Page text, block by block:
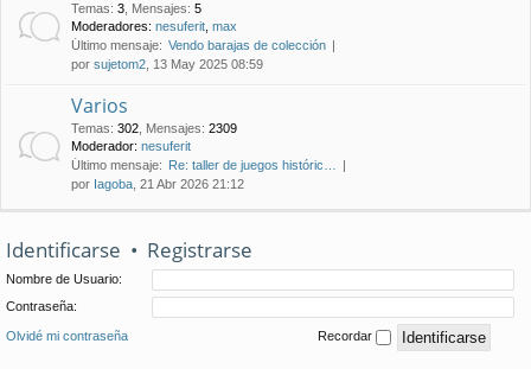
Temas: 3 Mensajes: 5
Moderadores: nesuferit max
Último mensaje: Vendo barajas de colección
por sujetom2 , 13 May 2025 08:59
Varios
Temas: 302 Mensajes: 2309
Moderador: nesuferit
Último mensaje: Re: taller de juegos históric…
por Iagoba , 21 Abr 2026 21:12
Identificarse • Registrarse
Nombre de Usuario:
Contraseña:
Olvidé mi contraseña Recordar